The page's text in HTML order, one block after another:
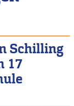
to
our
Schilling
17